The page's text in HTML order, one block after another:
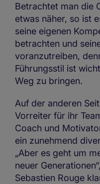
Betrachtet man die
etwas näher, so ist
seine eigenen
betrachten und
voranzutreiben,
Führungsstil ist
Weg zu bringen.
Auf der anderen
Vorreiter für ihr
Coach und
ein zunehmend
„Aber es geht um
neuer
Sebastien Rouge